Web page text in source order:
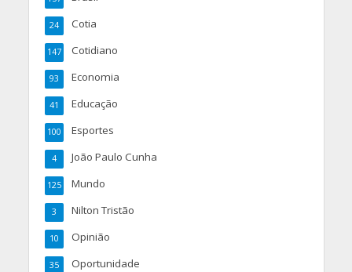
Cotia
24
Cotidiano
147
Economia
93
Educação
41
Esportes
100
João Paulo Cunha
4
Mundo
125
Nilton Tristão
3
Opinião
10
Oportunidade
35